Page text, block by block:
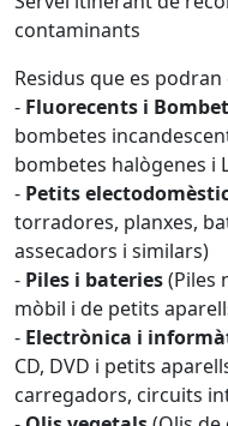
contaminants
Residus que es
- Fluorecents i
bombetes
bombetes halògenes i
- Petits
torradores, planxes,
assecadors i similars)
- Piles i bateries(Piles
mòbil i de petits
- Electrònica i
CD, DVD i petits
carregadors, circuits